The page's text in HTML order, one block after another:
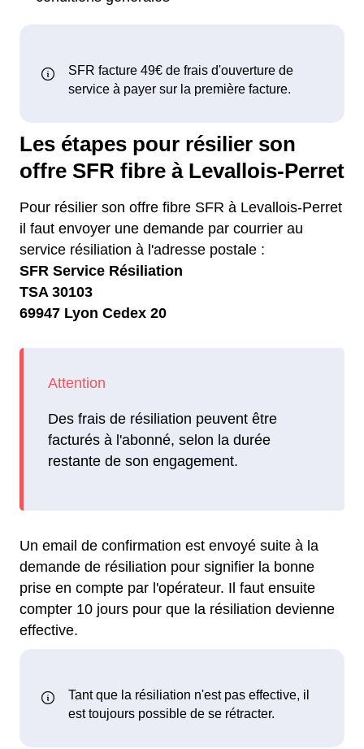
Les étapes pour résilier son
offre SFR fibre à Levallois-Perret
Pour résilier son offre fibre SFR à Levallois-Perret
il faut envoyer une demande par courrier au
service résiliation à l'adresse postale :
SFR Service Résiliation
TSA 30103
69947 Lyon Cedex 20
Des frais de résiliation peuvent être
facturés à l'abonné, selon la durée
restante de son engagement.
Un email de confirmation est envoyé suite à la
demande de résiliation pour signifier la bonne
prise en compte par l'opérateur. Il faut ensuite
compter 10 jours pour que la résiliation devienne
effective.